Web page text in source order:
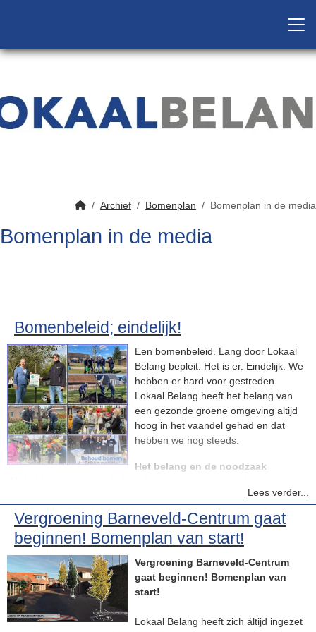
Archief Bomenplan Bomenplan in de media
Bomenplan in de media
Bomenbeleid; eindelijk!
Een bomenbeleid. Lang door Lokaal
Belang bepleit. Het is er. Eindelijk. We
hebben er hard voor gestreden.
Lokaal Belang heeft het belang van
een gezonde groene omgeving altijd
hoog in het vaandel gehad en dat
hebben we nog steeds.
Het belang en de noodzaak
(2020). Dat haalde het niet. Soms ben je te vroeg, als koploper en
pionier. Dan sta je aan een deur te rammelen waarvan niemand
nog de noodzaak ziet dat die open zou moeten.
groenbeheer, bescherming van biodiversiteit, steeds meer gaan
leven. Hier in de gemeente Barneveld, in de provincie, in Den
Haag, en in Europa. Af en toe schoorvoetend, maar het belang
begint door te dringen.
Lees verder...
Vergroening Barneveld-Centrum gaat
beginnen! Bomenplan van start!
Vergroening Barneveld-Centrum
gaat beginnen! Bomenplan van
start!
Lokaal Belang heeft zich áltijd ingezet